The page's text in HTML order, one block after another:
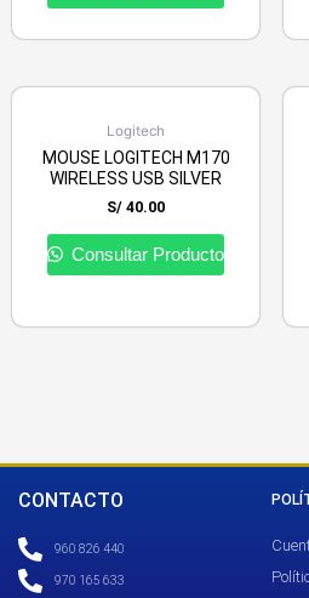
Logitech
MOUSE LOGITECH M170
WIRELESS USB SILVER
S/ 40.00
Consultar Producto
CONTACTO
960 826 440
970 165 633